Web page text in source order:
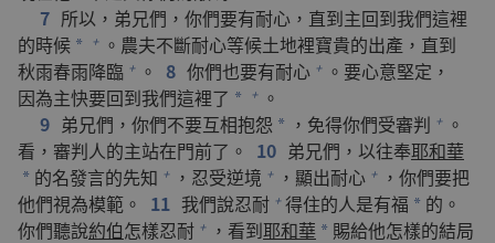
7 所以 ， 弟兄們 ， 你們要有耐心 ， 直到主回到我們這裡
的時候 * + 。 農夫不斷耐心等候土地裡寶貴的出產 ， 直到
秋雨春雨降臨 + 。 8 你們也要有耐心 + 。 要心意堅定 ，
因為主快要回到我們這裡了 * + 。
9 弟兄們 ， 你們不要互相抱怨 * ， 免得你們受審判 + 。
看 ， 審判人的主站在門前了 。 10 弟兄們 ， 以往奉耶和華
* 的名發言的先知 + ， 忍受逆境 + ， 顯出耐心 + ， 你們要把
他們視為模範 。 11 我們說忍耐 + 得住的人是有福 * 的 。
你們聽說約伯怎樣忍耐 + ， 看到耶和華 * 賜給他怎樣的結局